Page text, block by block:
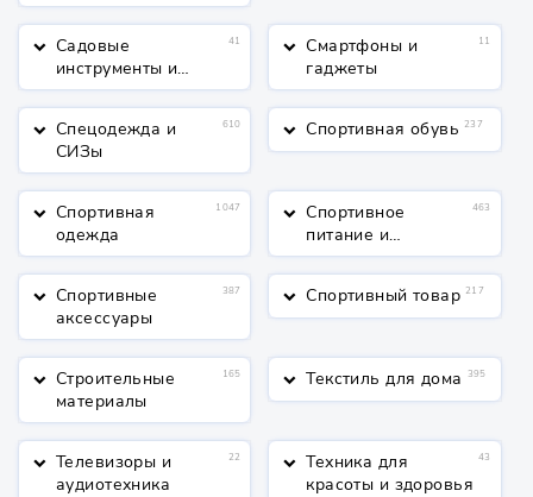
keyboard_arrow_down Садовые
инструменты и
полив
41 keyboard_arrow_down Смартфоны и
гаджеты
11
keyboard_arrow_down Спецодежда и
СИЗы
610 keyboard_arrow_down Спортивная обувь 237
keyboard_arrow_down Спортивная
одежда
1047 keyboard_arrow_down Спортивное
питание и
косметика
463
keyboard_arrow_down Спортивные
аксессуары
387 keyboard_arrow_down Спортивный товар 217
keyboard_arrow_down Строительные
материалы
165 keyboard_arrow_down Текстиль для дома 395
keyboard_arrow_down Телевизоры и
аудиотехника
22 keyboard_arrow_down Техника для
красоты и здоровья
43